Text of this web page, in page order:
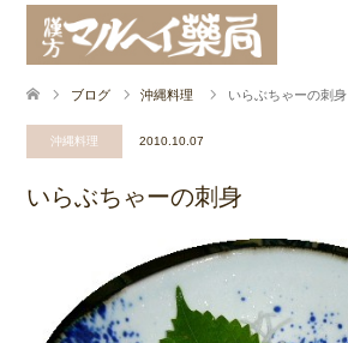
ブログ 沖縄料理 いらぶちゃーの刺身
沖縄料理 2010.10.07
いらぶちゃーの刺身